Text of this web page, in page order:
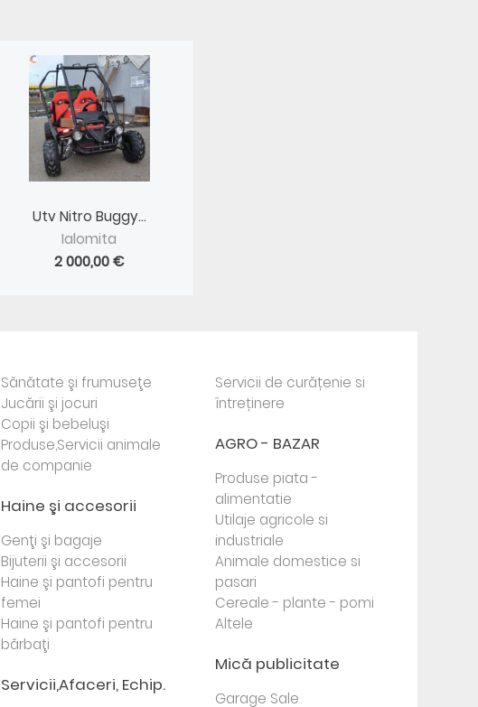
Utv Nitro Buggy...
Ialomita
2 000,00 €
Sănătate şi frumuseţe
Jucării şi jocuri
Copii şi bebeluşi
Produse,Servicii animale
de companie
Haine şi accesorii
Genţi şi bagaje
Bijuterii şi accesorii
Haine şi pantofi pentru
femei
Haine şi pantofi pentru
bărbaţi
Servicii,Afaceri, Echip.
Servicii de curățenie si
întreținere
AGRO - BAZAR
Produse piata -
alimentatie
Utilaje agricole si
industriale
Animale domestice si
pasari
Cereale - plante - pomi
Altele
Mică publicitate
Garage Sale